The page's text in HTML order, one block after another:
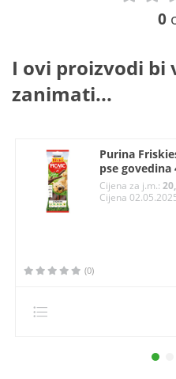
0
I ovi proizvodi bi
zanimati...
Purina
pse govedina
Cijena za j.m.:
Cijena
(0)